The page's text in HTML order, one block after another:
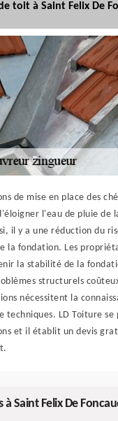
toit à Saint Felix De
de mise en place des
l'eau de pluie de
il y a une réduction du
la fondation. Les
la stabilité de la
structurels
nécessitent la
techniques. LD Toiture se
et il établit un devis
Saint Felix De